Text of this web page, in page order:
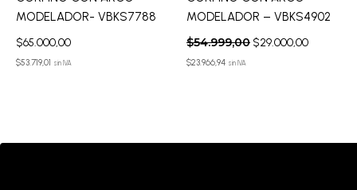
MODELADOR- VBKS7788
$65.000,00
$53.719,01 sin IVA
MODELADOR – VBKS4902
$54.999,00 $29.000,00
$23.966,94 sin IVA